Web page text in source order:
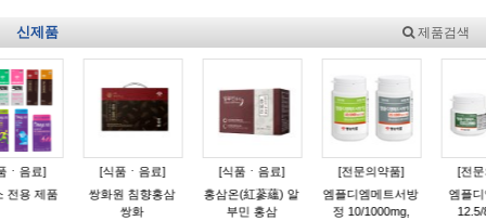
신제품 제품검색
음료]
용 제품
[식품ㆍ음료]
쌍화원 침향홍삼
쌍화
[식품ㆍ음료]
홍삼온(紅蔘蘊) 알
부민 홍삼
[전문의약품]
엠플디엠메트서방
정 10/1000mg,
[전문
엠플디
12.5/